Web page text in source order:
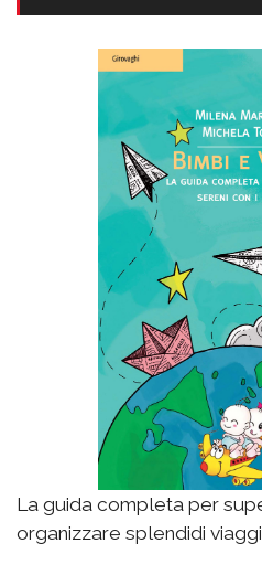
La guida completa per
organizzare splendidi